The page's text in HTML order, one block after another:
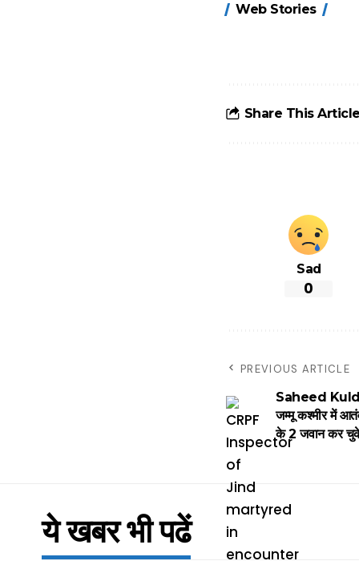
Web Stories
होंगे FASTag के
आसान ट्रिक्स
Share This
Sad
0
PREVIOUS ARTICLE
Saheed
जम्मू कश्मीर में
के 2 जवान कर चुके
ये खबर भी पढें